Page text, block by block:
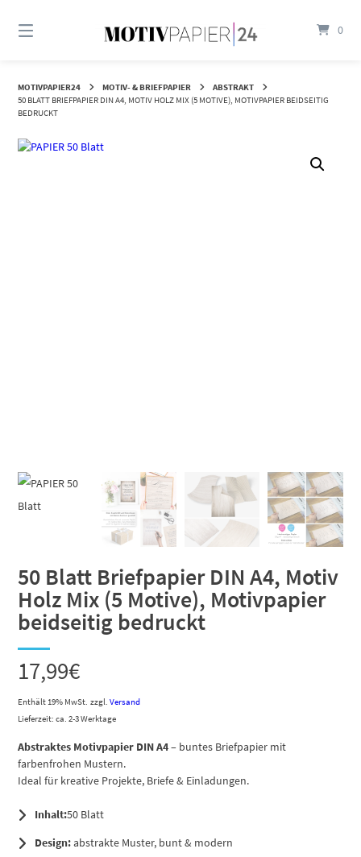
zum
0
MOTIVPAPIER24 MOTIV- & BRIEFPAPIER
ABSTRAKT
50 BLATT BRIEFPAPIER DIN A4, MOTIV HOLZ MIX (5 MOTIVE), MOTIVPAPIER BEIDSEITIG
BEDRUCKT
50 Blatt Briefpapier DIN A4, Motiv
Holz Mix (5 Motive), Motivpapier
beidseitig bedruckt
17,99€
Enthält 19% MwSt. zzgl.Versand
Lieferzeit: ca. 2-3 Werktage
Abstraktes Motivpapier DIN A4– buntes Briefpapier mit
farbenfrohen Mustern.
Ideal für kreative Projekte, Briefe & Einladungen.
Inhalt:50 Blatt
Design:abstrakte Muster, bunt & modern